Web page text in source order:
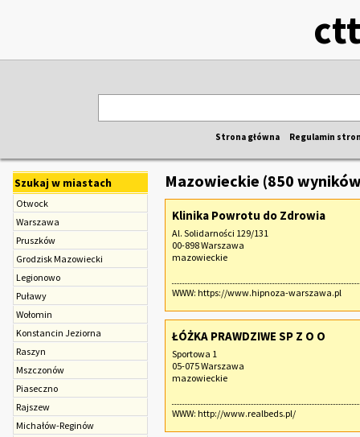
Strona główna Regulamin
Szukaj w miastach
Otwock
Warszawa
Pruszków
Grodzisk Mazowiecki
Legionowo
Puławy
Wołomin
Konstancin Jeziorna
Raszyn
Mszczonów
Piaseczno
Rajszew
Michałów-Reginów
Mazowieckie (850
Klinika Powrotu do Zdrowia
Al. Solidarności 129/131
00-898 Warszawa
mazowieckie
WWW: https://www.hipnoza-warszawa.pl
ŁÓŻKA PRAWDZIWE SP Z O O
Sportowa 1
05-075 Warszawa
mazowieckie
WWW: http://www.realbeds.pl/